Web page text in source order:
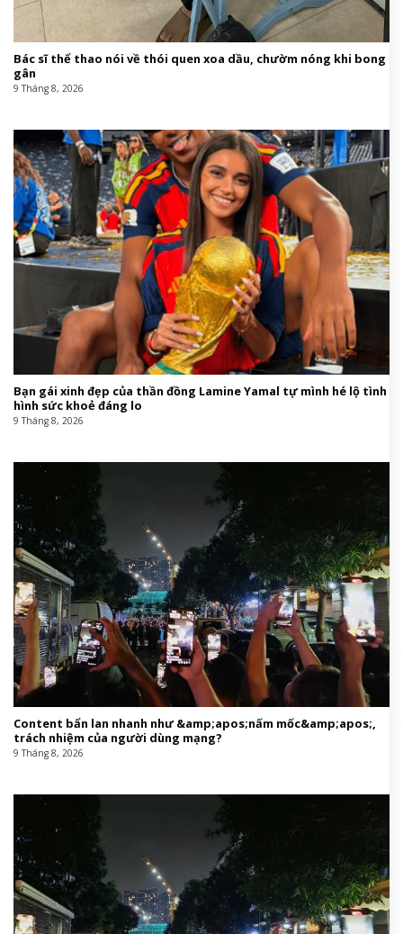
Bác sĩ thể thao nói về thói quen xoa dầu, chườm nóng khi bong
gân
9 Tháng 8, 2026
Bạn gái xinh đẹp của thần đồng Lamine Yamal tự mình hé lộ tình
hình sức khoẻ đáng lo
9 Tháng 8, 2026
Content bẩn lan nhanh như &amp;apos;nấm mốc&amp;apos;,
trách nhiệm của người dùng mạng?
9 Tháng 8, 2026